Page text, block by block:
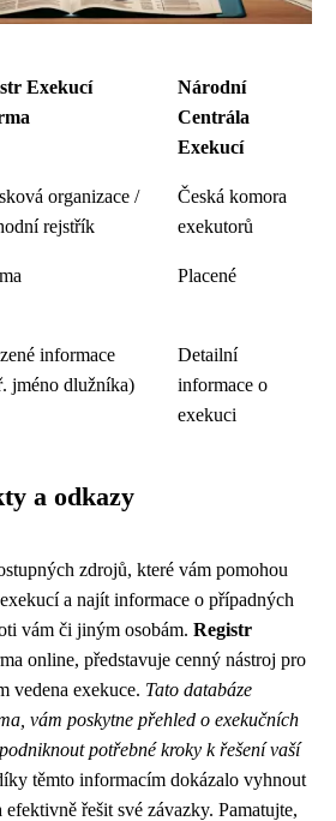
Exekucí
Národní
Centrála
Exekucí
organizace /
rejstřík
Česká komora
exekutorů
Placené
informace
jméno dlužníka)
Detailní
informace o
exekuci
a odkazy
zdrojů, které vám pomohou
a najít informace o případných
vám či jiným osobám. Registr
online, představuje cenný nástroj pro
vedena exekuce. Tato databáze
vám poskytne přehled o exekučních
potřebné kroky k řešení vaší
těmto informacím dokázalo vyhnout
řešit své závazky. Pamatujte,